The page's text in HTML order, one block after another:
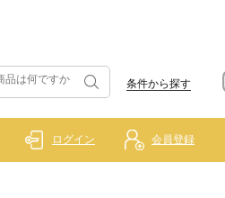
条件から探す
ログイン 会員登録